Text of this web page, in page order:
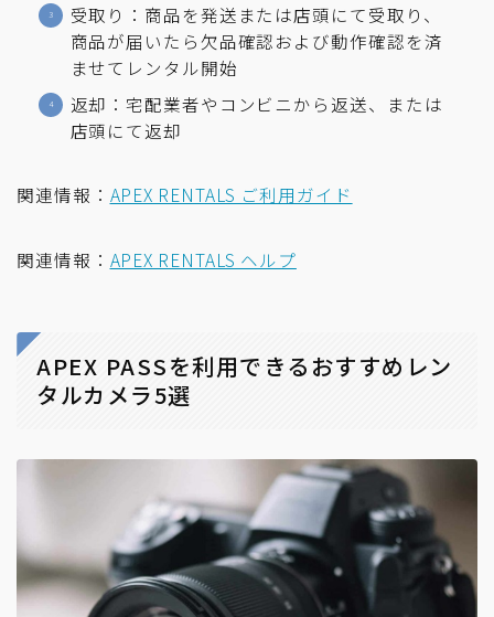
受取り：商品を発送または店頭にて受取り、
商品が届いたら欠品確認および動作確認を済
ませてレンタル開始
返却：宅配業者やコンビニから返送、または
店頭にて返却
関連情報： APEX RENTALS ご利用ガイド
関連情報： APEX RENTALS ヘルプ
APEX PASSを利用できるおすすめレン
タルカメラ5選